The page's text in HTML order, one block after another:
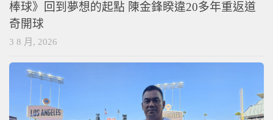
棒球》回到夢想的起點 陳金鋒睽違20多年重返道
奇開球
3 8 月, 2026